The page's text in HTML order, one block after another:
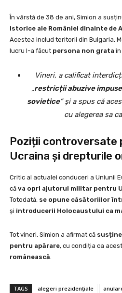
În vârstă de 38 de ani, Simion a
istorice ale României dinainte de
Acestea includ teritorii din Bulgaria,
lucru l-a făcut persona non grata în
Vineri, a calificat
„restricții abuzive
sovietice” și a spus că
cu alegerea sa
Poziții controversate
Ucraina și drepturile
Critic al actualei conduceri a Uniunii
că va opri ajutorul militar pentru
Totodată, se opune căsătoriilor
și introducerii Holocaustului ca
Tot vineri, Simion a afirmat că
pentru apărare, cu condiția ca
românească.
TAGS alegeri prezidențiale